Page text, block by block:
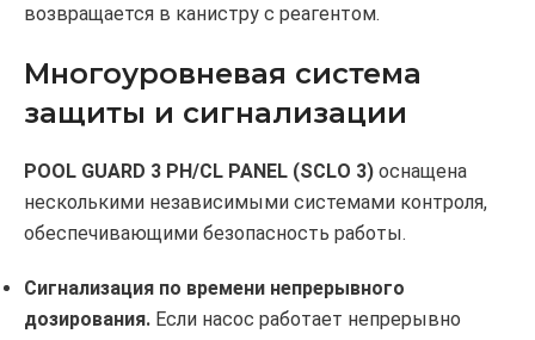
возвращается в канистру с реагентом.
Многоуровневая система
защиты и сигнализации
POOL GUARD 3 PH/CL PANEL (SCLO 3) оснащена
несколькими независимыми системами контроля,
обеспечивающими безопасность работы.
Сигнализация по времени непрерывного
дозирования. Если насос работает непрерывно